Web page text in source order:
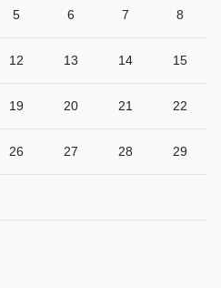
5 6 7 8
12 13 14 15
19 20 21 22
26 27 28 29